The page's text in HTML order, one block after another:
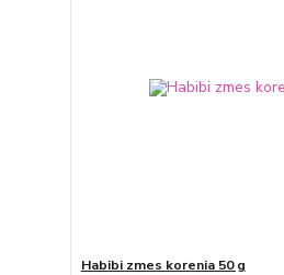
Habibi zmes korenia 50 g